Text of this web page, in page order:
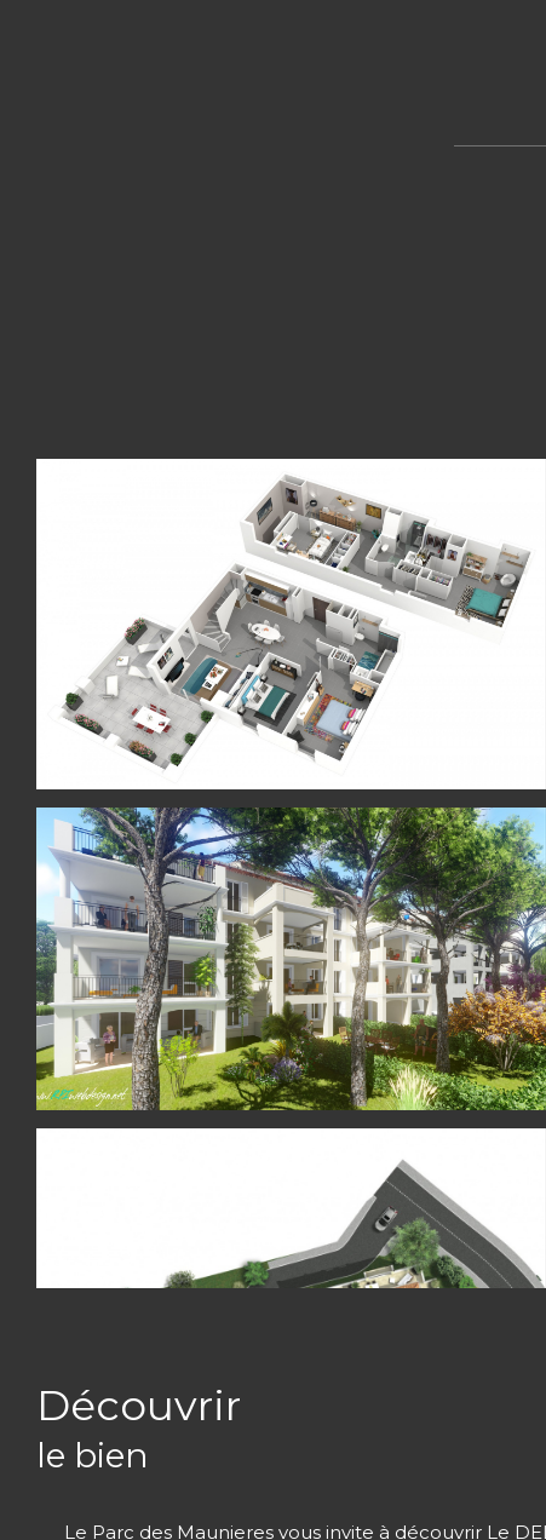
découvrir
le bien
Le Parc des Maunieres vous invite à découvrir Le